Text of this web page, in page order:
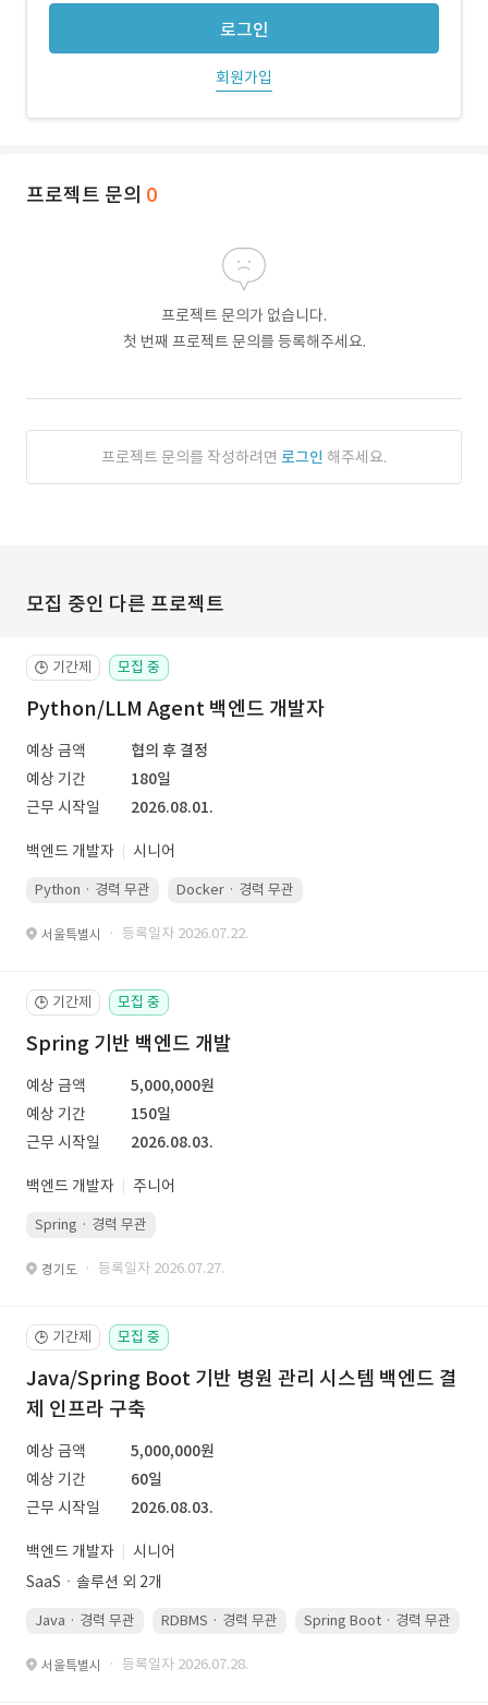
로그인
회원가입
프로젝트 문의 0
프로젝트 문의가 없습니다.
첫 번째 프로젝트 문의를 등록해주세요.
프로젝트 문의를 작성하려면 로그인 해주세요.
모집 중인 다른 프로젝트
🕒 기간제 모집 중
Python/LLM Agent 백엔드 개발자
예상 금액
협의 후 결정
예상 기간
180일
근무 시작일
2026.08.01.
백엔드 개발자 시니어
Python · 경력 무관 Docker · 경력 무관
서울특별시 · 등록일자 2026.07.22.
🕒 기간제 모집 중
Spring 기반 백엔드 개발
예상 금액
5,000,000원
예상 기간
150일
근무 시작일
2026.08.03.
백엔드 개발자 주니어
Spring · 경력 무관
경기도 · 등록일자 2026.07.27.
🕒 기간제 모집 중
Java/Spring Boot 기반 병원 관리 시스템 백엔드 결
제 인프라 구축
예상 금액
5,000,000원
예상 기간
60일
근무 시작일
2026.08.03.
백엔드 개발자
시니어
SaaSㆍ솔루션 외 2개
Java · 경력 무관 RDBMS · 경력 무관 Spring Boot · 경력 무관
서울특별시 · 등록일자 2026.07.28.